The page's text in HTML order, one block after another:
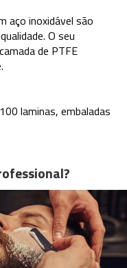
aço inoxidável são
O seu
de PTFE
laminas, embaladas